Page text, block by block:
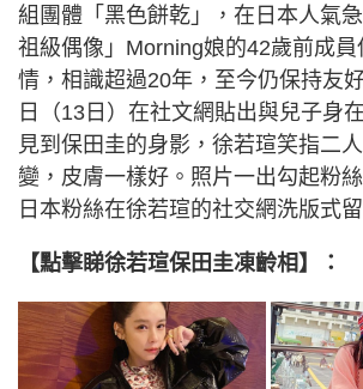
組團體「黑色餅乾」，在日本人氣
祖級偶像」Morning娘的42歲前成
情，相識超過20年，至今仍保持友
日（13日）在社文網貼出與兒子身
見到保田圭的身影，徐若瑄笑指二
變，皮膚一樣好。照片一出勾起粉
日本粉絲在徐若瑄的社交網洗版式留
【點擊睇徐若瑄保田圭凍齡相】：